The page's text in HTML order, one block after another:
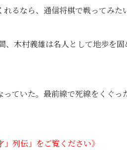
るなら、通信将棋で戦ってみた
木村義雄は名人として地歩を
ていた。最前線で死線をくぐっ
列伝」 をご覧ください》